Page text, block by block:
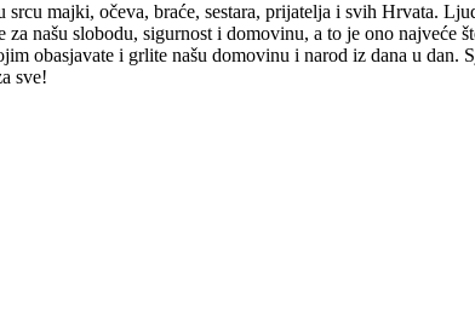
majki, očeva, braće, sestara, prijatelja i svih Hrvata.
našu slobodu, sigurnost i domovinu, a to je ono najveće
obasjavate i grlite našu domovinu i narod iz dana u
sve!